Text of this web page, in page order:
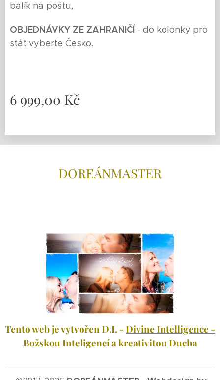
balík na poštu,
OBJEDNÁVKY ZE ZAHRANIČÍ - do kolonky pro
stát vyberte Česko.
6 999,00 Kč
DOREÁNMASTER
Tento web je vytvořen D.I. -Divine Intelligence -
Božskou Inteligencí a kreativitou Ducha